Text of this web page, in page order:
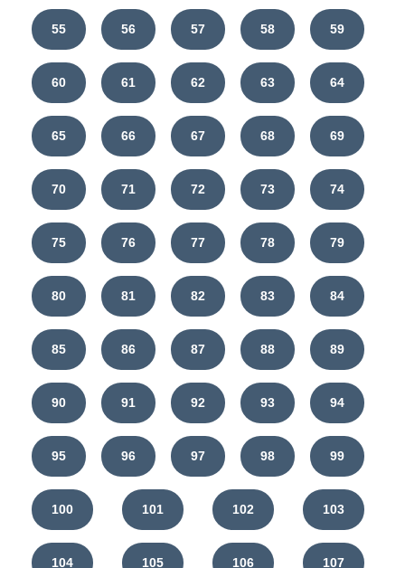
55 56 57 58 59
60 61 62 63 64
65 66 67 68 69
70 71 72 73 74
75 76 77 78 79
80 81 82 83 84
85 86 87 88 89
90 91 92 93 94
95 96 97 98 99
100 101 102 103
104 105 106 107